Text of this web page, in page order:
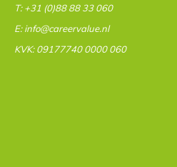
T: +31 (0)88 88 33 060
E: info@careervalue.nl
KVK: 09177740 0000 060